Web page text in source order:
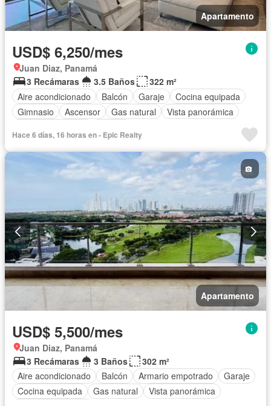
Apartamento
USD$ 6,250/mes
Juan Diaz, Panamá
3 Recámaras
3.5 Baños
322 m²
Aire acondicionado
Balcón Garaje
Cocina equipada
Gimnasio
Ascensor Gas natural
Vista panorámica
Hace 6 días, 16 horas en - Epic Realty
Apartamento
USD$ 5,500/mes
Juan Diaz, Panamá
3 Recámaras
3 Baños
302 m²
Aire acondicionado
Balcón Armario empotrado
Garaje
Cocina equipada
Gas natural
Vista panorámica